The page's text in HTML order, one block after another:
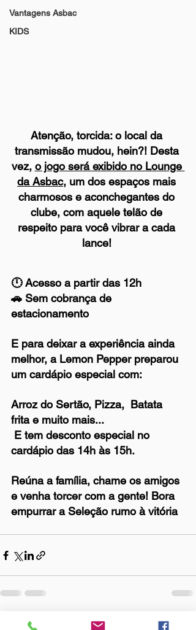
Vantagens Asbac
KIDS
Atenção, torcida: o local da
transmissão mudou, hein?! Desta
vez, o jogo será exibido no Lounge
da Asbac, um dos espaços mais
charmosos e aconchegantes do
clube, com aquele telão de
respeito para você vibrar a cada
lance!
🕛 Acesso a partir das 12h
🚗 Sem cobrança de
estacionamento
E para deixar a experiência ainda
melhor, a Lemon Pepper preparou
um cardápio especial com:
Arroz do Sertão, Pizza,  Batata
frita e muito mais...
cardápio das 14h às 15h.
Reúna a família, chame os amigos
e venha torcer com a gente! Bora
empurrar a Seleção rumo à vitória
Posts Relacionados Ver tudo